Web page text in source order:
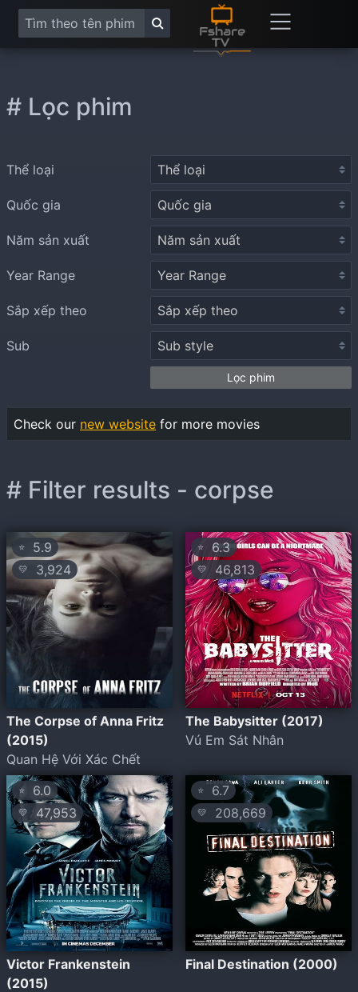
# Filter results - corpse
⭐ 5.9
💛 3,924
The Corpse of Anna Fritz
(2015)
Quan Hệ Với Xác Chết
⭐ 6.3
💛 46,813
The Babysitter (2017)
Vú Em Sát Nhân
⭐ 6.0
💛 47,953
Victor Frankenstein
(2015)
⭐ 6.7
💛 208,669
Final Destination (2000)
# Lọc phim
Thể loại
Quốc gia
Năm sản xuất
Year Range
Sắp xếp theo
Sub
Lọc phim
Check our new website for more movies